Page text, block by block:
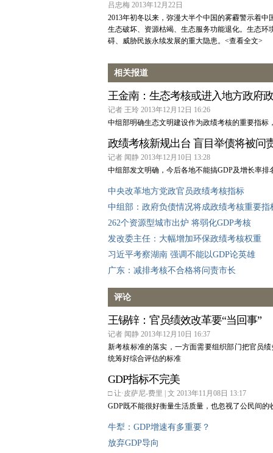
吕忠梅 2013年12月22日
2013年初冬以来，弥漫大半个中国的雾霾警示着
生态破坏、资源枯竭、生态服务功能退化。生态
碍、威胁民族永续发展的重大隐患。 <查看全文>
相关报道
王金南：生态考核或进入地方政府
记者 王玲 2013年12月12日 16:26
中组部明确生态文明建设作为政绩考核的重要指
政绩考核新规出台 盲目举债将被问
记者 闻静 2013年12月10日 13:28
中组部发文明确，今后各地不能搞GDP及增长率
中央改革地方党政官员政绩考核指标
中组部：政府负债情况将成政绩考核重要指
262个资源型城市出炉 将弱化GDP考核
发改委主任：大幅增加环保政绩考核权重
习近平考察湖南 强调不能以GDP论英雄
广东：减排考核不合格将问责市长
评论
王锡锌：官员绩效改革要“当回事”
记者 闻静 2013年12月10日 16:37
新考核标准的落实，一方面需要组织部门把官员
统筹好综合评估的标准
GDP指标不完美
□ 让·皮萨尼-费里 | 文 2013年11月08日 13:17
GDP既不能很好衡量生活质量，也忽视了公民间的
牛犁：GDP增速有多重要？
放弃GDP导向